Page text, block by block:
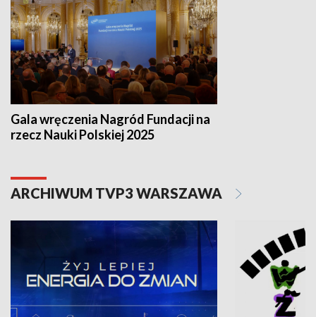
Gala wręczenia Nagród Fundacji na
rzecz Nauki Polskiej 2025
ARCHIWUM TVP3 WARSZAWA